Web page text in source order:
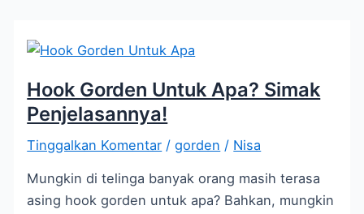
Hook Gorden Untuk Apa? Simak
Penjelasannya!
Tinggalkan Komentar /gorden / Nisa
Mungkin di telinga banyak orang masih terasa
asing hook gorden untuk apa? Bahkan, mungkin